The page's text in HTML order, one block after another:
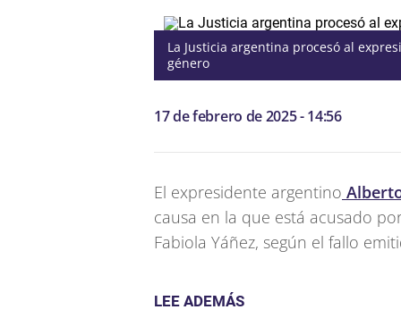
La Justicia argentina procesó al
género
17 de febrero de 2025 - 14:56
El expresidente argentino
causa en la que está acusado
Fabiola Yáñez, según el fallo
LEE ADEMÁS